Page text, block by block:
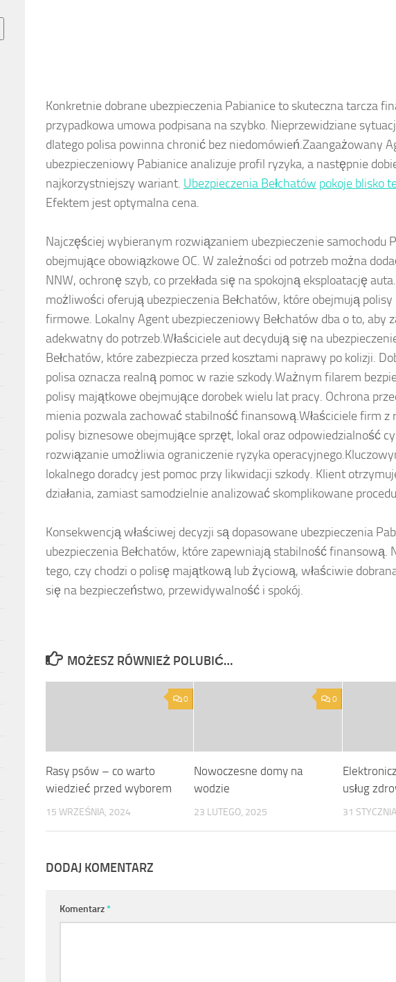
Konkretnie dobrane ubezpieczenia Pabianice to skuteczna tarcza
przypadkowa umowa podpisana na szybko. Nieprzewidziane
dlatego polisa powinna chronić bez niedomówień.Zaangażowany
ubezpieczeniowy Pabianice analizuje profil ryzyka, a następnie
najkorzystniejszy wariant. Ubezpieczenia Bełchatów pokoje blisko
Efektem jest optymalna cena.
Najczęściej wybieranym rozwiązaniem ubezpieczenie samochodu
obejmujące obowiązkowe OC. W zależności od potrzeb można
NNW, ochronę szyb, co przekłada się na spokojną eksploatację
możliwości oferują ubezpieczenia Bełchatów, które obejmują
firmowe. Lokalny Agent ubezpieczeniowy Bełchatów dba o to, aby
adekwatny do potrzeb.Właściciele aut decydują się na
Bełchatów, które zabezpiecza przed kosztami naprawy po kolizji.
polisa oznacza realną pomoc w razie szkody.Ważnym filarem
polisy majątkowe obejmujące dorobek wielu lat pracy. Ochrona
mienia pozwala zachować stabilność finansową.Właściciele firm z
polisy biznesowe obejmujące sprzęt, lokal oraz odpowiedzialność
rozwiązanie umożliwia ograniczenie ryzyka
lokalnego doradcy jest pomoc przy likwidacji szkody. Klient
działania, zamiast samodzielnie analizować skomplikowane
Konsekwencją właściwej decyzji są dopasowane ubezpieczenia
ubezpieczenia Bełchatów, które zapewniają stabilność finansową.
tego, czy chodzi o polisę majątkową lub życiową, właściwie
się na bezpieczeństwo, przewidywalność i spokój.
MOŻESZ RÓWNIEŻ POLUBIĆ…
0
Rasy psów – co warto
wiedzieć przed wyborem
15 WRZEŚNIA, 2024
0
Nowoczesne domy na
wodzie
23 LUTEGO, 2025
usług
31
DODAJ KOMENTARZ
Komentarz*